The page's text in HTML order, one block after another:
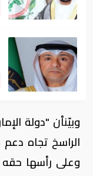
وبيّنأن "دولة
الراسخ تجاه
وعلى رأسها حقه